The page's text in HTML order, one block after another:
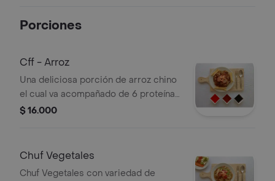
Porciones
Cff - Arroz
Una deliciosa porción de arroz chino
el cual va acompañado de 6 proteínas
que son: pollo - carne - huevo - jamón
$ 16.000
Chuf Vegetales
Chuf Vegetales con variedad de